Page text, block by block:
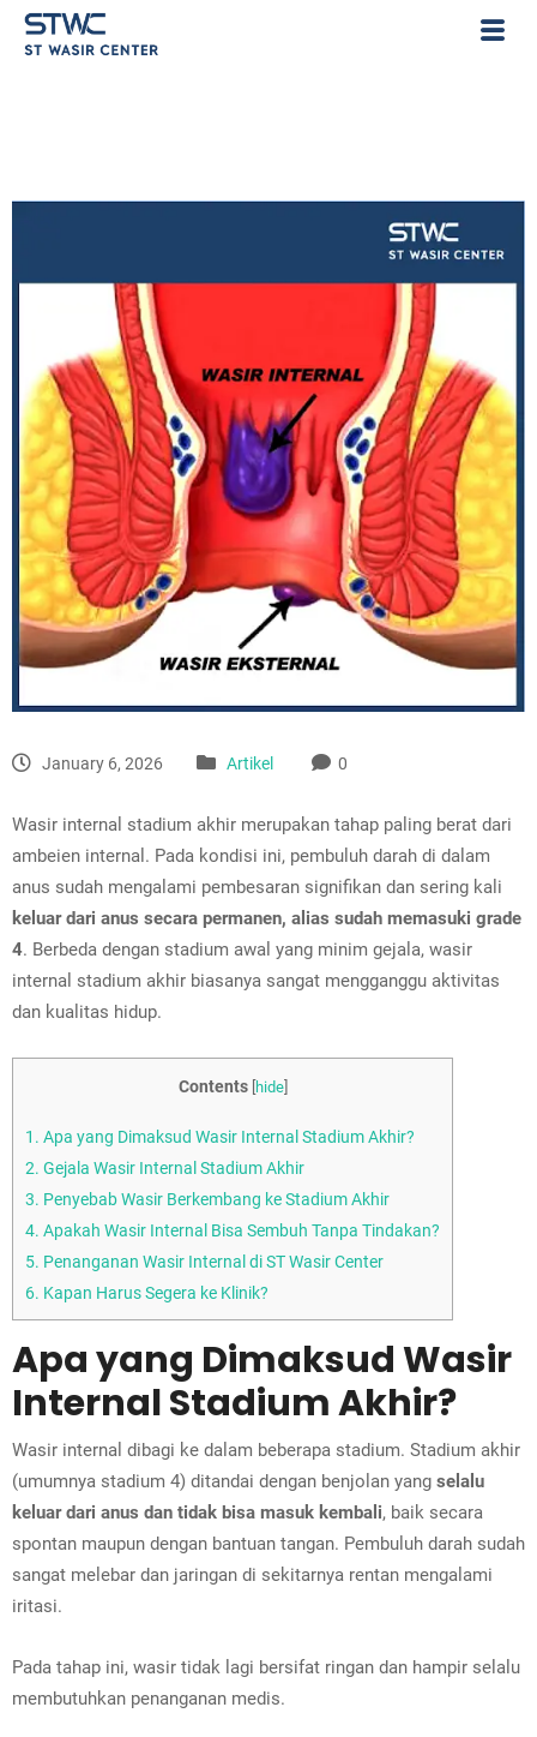
January 6, 2026 Artikel 0
Wasir internal stadium akhir merupakan tahap paling berat dari
ambeien internal. Pada kondisi ini, pembuluh darah di dalam
anus sudah mengalami pembesaran signifikan dan sering kali
keluar dari anus secara permanen, alias sudah memasuki grade
4. Berbeda dengan stadium awal yang minim gejala, wasir
internal stadium akhir biasanya sangat mengganggu aktivitas
dan kualitas hidup.
Contents hide]
1. Apa yang Dimaksud Wasir Internal Stadium Akhir?
2. Gejala Wasir Internal Stadium Akhir
3. Penyebab Wasir Berkembang ke Stadium Akhir
4. Apakah Wasir Internal Bisa Sembuh Tanpa Tindakan?
5. Penanganan Wasir Internal di ST Wasir Center
6. Kapan Harus Segera ke Klinik?
Apa yang Dimaksud Wasir
Internal Stadium Akhir?
Wasir internal dibagi ke dalam beberapa stadium. Stadium akhir
(umumnya stadium 4) ditandai dengan benjolan yang selalu
keluar dari anus dan tidak bisa masuk kembali, baik secara
spontan maupun dengan bantuan tangan. Pembuluh darah sudah
sangat melebar dan jaringan di sekitarnya rentan mengalami
iritasi.
Pada tahap ini, wasir tidak lagi bersifat ringan dan hampir selalu
membutuhkan penanganan medis.